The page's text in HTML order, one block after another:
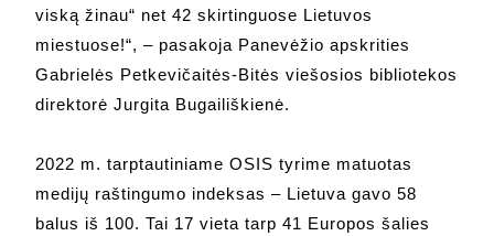
viską žinau“ net 42 skirtinguose Lietuvos
miestuose!“, – pasakoja Panevėžio apskrities
Gabrielės Petkevičaitės-Bitės viešosios bibliotekos
direktorė Jurgita Bugailiškienė.
2022 m. tarptautiniame OSIS tyrime matuotas
medijų raštingumo indeksas – Lietuva gavo 58
balus iš 100. Tai 17 vieta tarp 41 Europos šalies